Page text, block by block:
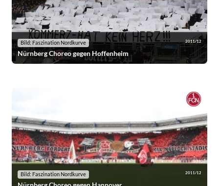
Bild: Faszination Nordkurve 2011/12
Nürnberg Choreo gegen Hoffenheim
Bild: Faszination Nordkurve 2011/12